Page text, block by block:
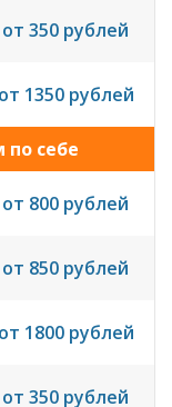
от 350 рублей
от 1350 рублей
по себе
от 800 рублей
от 850 рублей
от 1800 рублей
от 350 рублей